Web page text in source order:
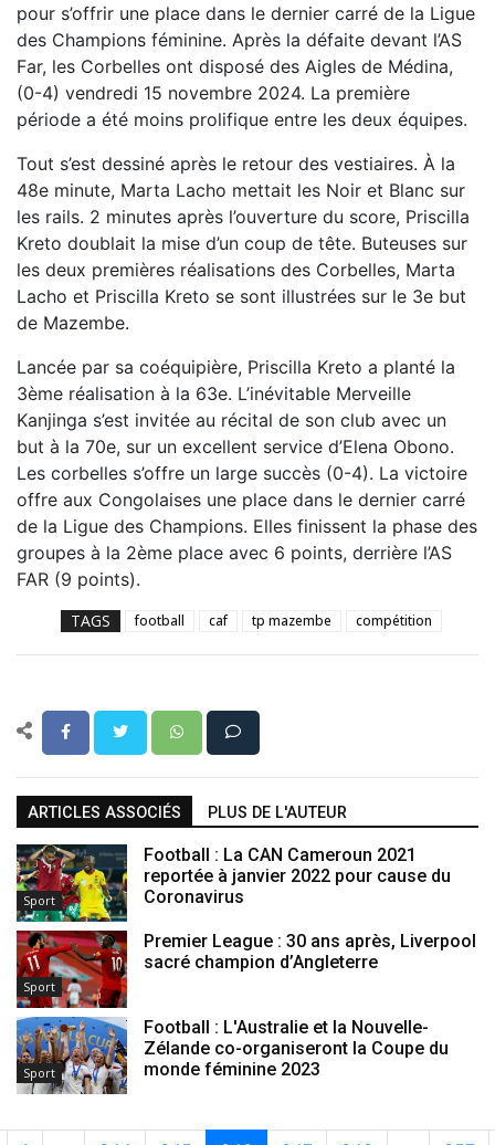
pour s’offrir une place dans le dernier carré de la Ligue
des Champions féminine. Après la défaite devant l’AS
Far, les Corbelles ont disposé des Aigles de Médina,
(0-4) vendredi 15 novembre 2024. La première
période a été moins prolifique entre les deux équipes.
Tout s’est dessiné après le retour des vestiaires. À la
48e minute, Marta Lacho mettait les Noir et Blanc sur
les rails. 2 minutes après l’ouverture du score, Priscilla
Kreto doublait la mise d’un coup de tête. Buteuses sur
les deux premières réalisations des Corbelles, Marta
Lacho et Priscilla Kreto se sont illustrées sur le 3e but
de Mazembe.
Lancée par sa coéquipière, Priscilla Kreto a planté la
3ème réalisation à la 63e. L’inévitable Merveille
Kanjinga s’est invitée au récital de son club avec un
but à la 70e, sur un excellent service d’Elena Obono.
Les corbelles s’offre un large succès (0-4). La victoire
offre aux Congolaises une place dans le dernier carré
de la Ligue des Champions. Elles finissent la phase des
groupes à la 2ème place avec 6 points, derrière l’AS
FAR (9 points).
TAGS football caf tp mazembe compétition
ARTICLES ASSOCIÉS PLUS DE L'AUTEUR
Sport
Football : La CAN Cameroun 2021
reportée à janvier 2022 pour cause du
Coronavirus
Sport
Premier League : 30 ans après, Liverpool
sacré champion d’Angleterre
Sport
Football : L'Australie et la Nouvelle-
Zélande co-organiseront la Coupe du
monde féminine 2023